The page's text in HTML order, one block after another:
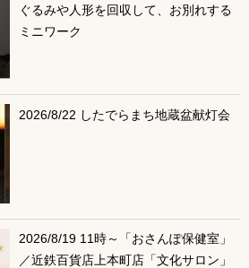
ぐるみや人形を回収して、お別れする
ミニワーク
2026/8/22 したでらまち地蔵盆献灯会
2026/8/19 11時～「おさんぽ保健室」
／近鉄百貨店上本町店「文化サロン」